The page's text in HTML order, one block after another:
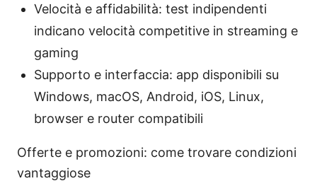
Velocità e affidabilità: test indipendenti
indicano velocità competitive in streaming e
gaming
Supporto e interfaccia: app disponibili su
Windows, macOS, Android, iOS, Linux,
browser e router compatibili
Offerte e promozioni: come trovare condizioni
vantaggiose